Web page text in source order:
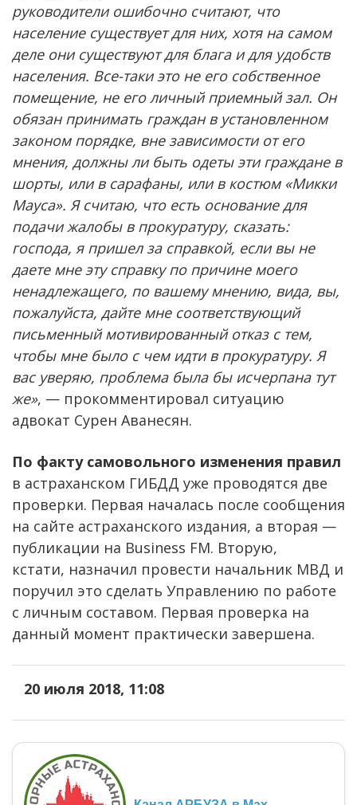
руководители ошибочно считают, что
население существует для них, хотя на самом
деле они существуют для блага и для удобств
населения. Все-таки это не его собственное
помещение, не его личный приемный зал. Он
обязан принимать граждан в установленном
законом порядке, вне зависимости от его
мнения, должны ли быть одеты эти граждане в
шорты, или в сарафаны, или в костюм «Микки
Мауса». Я считаю, что есть основание для
подачи жалобы в прокуратуру, сказать:
господа, я пришел за справкой, если вы не
даете мне эту справку по причине моего
ненадлежащего, по вашему мнению, вида, вы,
пожалуйста, дайте мне соответствующий
письменный мотивированный отказ с тем,
чтобы мне было с чем идти в прокуратуру. Я
вас уверяю, проблема была бы исчерпана тут
же», — прокомментировал ситуацию
адвокат Сурен Аванесян.
По факту самовольного изменения правил
в астраханском ГИБДД уже проводятся две
проверки. Первая началась после сообщения
на сайте астраханского издания, а вторая —
публикации на Business FM. Вторую,
кстати, назначил провести начальник МВД и
поручил это сделать Управлению по работе
с личным составом. Первая проверка на
данный момент практически завершена.
20 июля 2018, 11:08